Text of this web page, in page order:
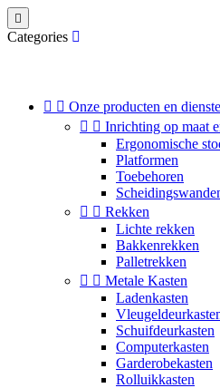

Categories
  Onze producten en
  Inrichting op maat
Ergonomische
Platformen
Toebehoren
  Rekken
Lichte rekken
Bakkenrekken
Palletrekken
  Metale Kasten
Ladenkasten
Schuifdeurkasten
Computerkasten
Garderobekasten
Rolluikkasten